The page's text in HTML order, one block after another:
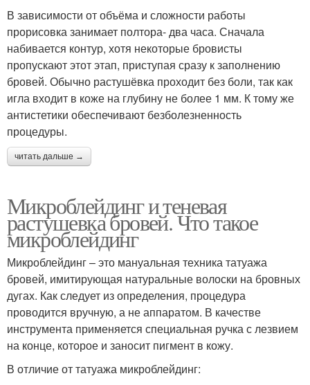
В зависимости от объёма и сложности работы
прорисовка занимает полтора- два часа. Сначала
набивается контур, хотя некоторые бровисты
пропускают этот этап, приступая сразу к заполнению
бровей. Обычно растушёвка проходит без боли, так как
игла входит в коже на глубину не более 1 мм. К тому же
антистетики обеспечивают безболезненность
процедуры.
читать дальше →
Микроблейдинг и теневая
растушевка бровей. Что такое
микроблейдинг
Микроблейдинг – это мануальная техника татуажа
бровей, имитирующая натуральные волоски на бровных
дугах. Как следует из определения, процедура
проводится вручную, а не аппаратом. В качестве
инструмента применяется специальная ручка с лезвием
на конце, которое и заносит пигмент в кожу.
В отличие от татуажа микроблейдинг: